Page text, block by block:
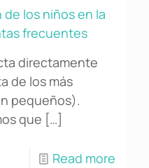
de los niños en la
frecuentes
directamente
de los más
pequeños).
que […]
Read more